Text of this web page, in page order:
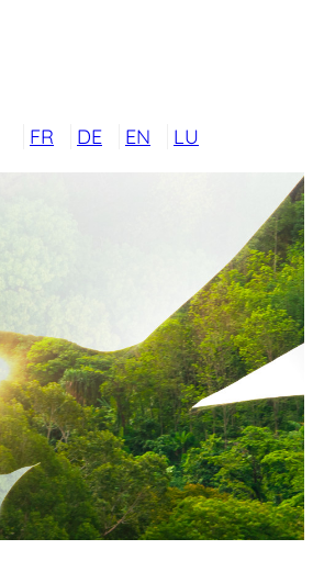
FR DE EN LU